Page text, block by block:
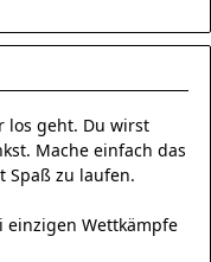
los geht. Du wirst
Mache einfach das
Spaß zu laufen.
einzigen Wettkämpfe